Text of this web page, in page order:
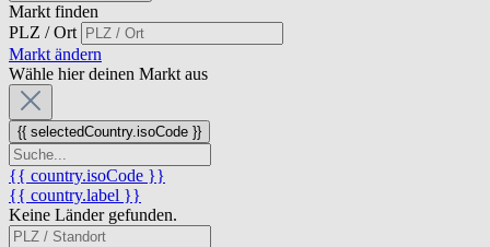
Markt finden
PLZ / Ort
Markt ändern
Wähle hier deinen Markt aus
{{ selectedCountry.isoCode }}
{{ country.isoCode }}
{{ country.label }}
Keine Länder gefunden.